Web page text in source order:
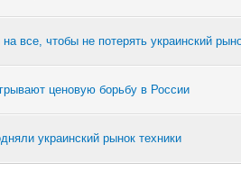
все, чтобы не потерять украинский
ценовую борьбу в России
украинский рынок техники